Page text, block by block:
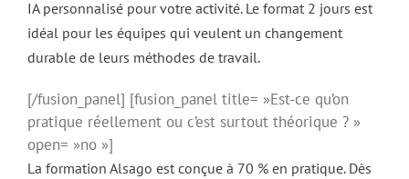
IA personnalisé pour votre activité. Le format 2 jours est
idéal pour les équipes qui veulent un changement
durable de leurs méthodes de travail.
[/fusion_panel] [fusion_panel title= »Est-ce qu’on
pratique réellement ou c’est surtout théorique ? »
open= »no »]
La formation Alsago est conçue à 70 % en pratique. Dès